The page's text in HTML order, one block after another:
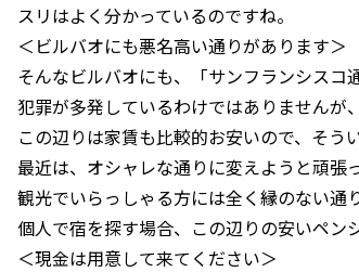
スリはよく分かっているのですね。
＜ビルバオにも悪名高い通りがあります＞
そんなビルバオにも、「サンフランシスコ
犯罪が多発しているわけではありませんが
この辺りは家賃も比較的お安いので、そう
最近は、オシャレな通りに変えようと頑張
観光でいらっしゃる方には全く縁のない通
個人で宿を探す場合、この辺りの安いペン
＜現金は用意して来てください＞